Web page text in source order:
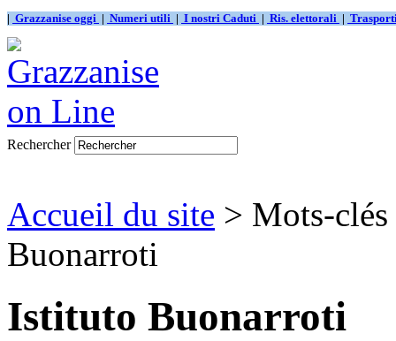
| Grazzanise oggi | Numeri utili | I nostri Caduti | Ris. elettorali |
Rechercher
Accueil du site > Mots-
Buonarroti
Istituto Buonarroti